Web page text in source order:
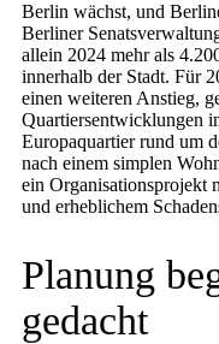
Berlin wächst, und
Berliner
allein 2024 mehr als
innerhalb der Stadt. Für
einen weiteren Anstieg,
Quartiersentwicklungen
Europaquartier rund um
nach einem simplen
ein Organisationsprojekt
und erheblichem
Planung
gedacht